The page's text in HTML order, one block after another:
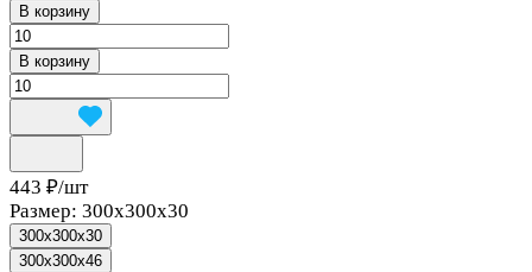
В корзину
В корзину
443 ₽/шт
Размер: 300x300x30
300x300x30
300x300x46